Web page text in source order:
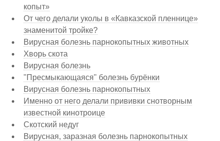
копыт»
От чего делали уколы в «Кавказской пленнице»
знаменитой тройке?
Вирусная болезнь парнокопытных животных
Хворь скота
Вирусная болезнь
"Пресмыкающаяся" болезнь бурёнки
Вирусная болезнь парнокопытных
Именно от него делали прививки снотворным
известной кинотроице
Скотский недуг
Вирусная, заразная болезнь парнокопытных